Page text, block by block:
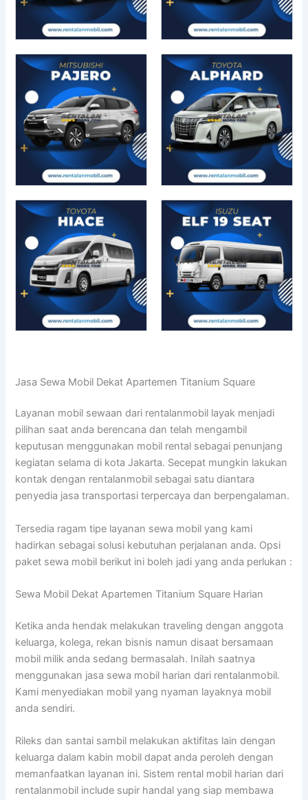
Jasa Sewa Mobil Dekat Apartemen Titanium Square
Layanan mobil sewaan dari rentalanmobil layak menjadi
pilihan saat anda berencana dan telah mengambil
keputusan menggunakan mobil rental sebagai penunjang
kegiatan selama di kota Jakarta. Secepat mungkin lakukan
kontak dengan rentalanmobil sebagai satu diantara
penyedia jasa transportasi terpercaya dan berpengalaman.
Tersedia ragam tipe layanan sewa mobil yang kami
hadirkan sebagai solusi kebutuhan perjalanan anda. Opsi
paket sewa mobil berikut ini boleh jadi yang anda perlukan :
Sewa Mobil Dekat Apartemen Titanium Square Harian
Ketika anda hendak melakukan traveling dengan anggota
keluarga, kolega, rekan bisnis namun disaat bersamaan
mobil milik anda sedang bermasalah. Inilah saatnya
menggunakan jasa sewa mobil harian dari rentalanmobil.
Kami menyediakan mobil yang nyaman layaknya mobil
anda sendiri.
Rileks dan santai sambil melakukan aktifitas lain dengan
keluarga dalam kabin mobil dapat anda peroleh dengan
memanfaatkan layanan ini. Sistem rental mobil harian dari
rentalanmobil include supir handal yang siap membawa